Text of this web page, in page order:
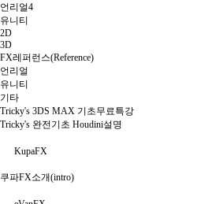
언리얼4
유니티
2D
3D
FX레퍼런스(Reference)
언리얼
유니티
기타
Tricky's 3DS MAX 기초무료특강
Tricky's 완전기초 Houdini설명
KupaFX
쿠파FX소개(intro)